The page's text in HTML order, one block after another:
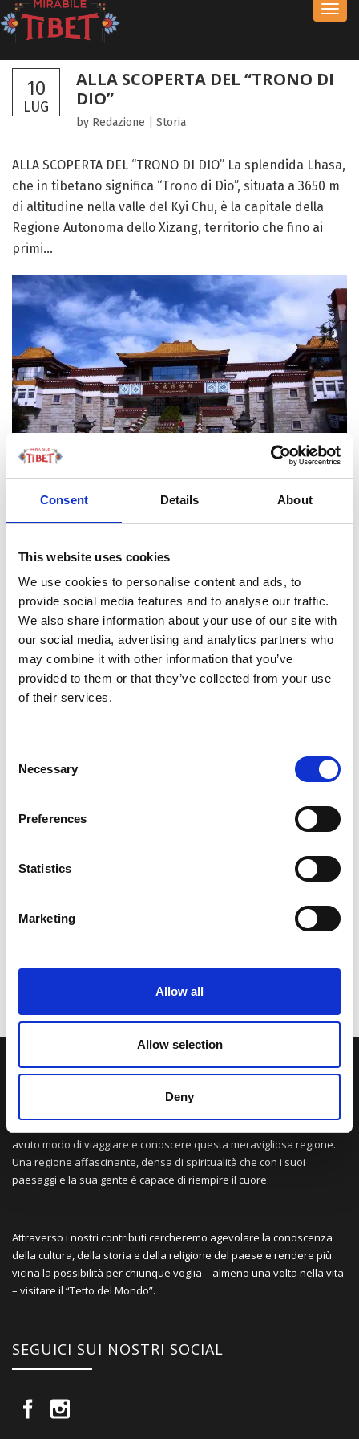
Consent Details About
This website uses cookies
We use cookies to personalise content and ads, to
provide social media features and to analyse our traffic.
We also share information about your use of our site with
our social media, advertising and analytics partners who
may combine it with other information that you’ve
provided to them or that they’ve collected from your use
of their services.
Selection
Necessary
Preferences
Statistics
Marketing
Allow all
Allow selection
Deny
10
LUG
ALLA SCOPERTA DEL “TRONO DI
DIO”
by Redazione Storia
ALLA SCOPERTA DEL “TRONO DI DIO” La splendida Lhasa,
che in tibetano significa “Trono di Dio”, situata a 3650 m
di altitudine nella valle del Kyi Chu, è la capitale della
Regione Autonoma dello Xizang, territorio che fino ai
primi...
LEGGI TUTTO
FOCUS TIBET
SULLA VETTA DELLO XIZANG, DOVE IL VENTO
SOFFIA LO SPIRITO DI BUDDHA
LA NOSTRA MISSION
avuto modo di viaggiare e conoscere questa meravigliosa regione.
Una regione affascinante, densa di spiritualità che con i suoi
paesaggi e la sua gente è capace di riempire il cuore.
Attraverso i nostri contributi cercheremo agevolare la conoscenza
della cultura, della storia e della religione del paese e rendere più
vicina la possibilità per chiunque voglia – almeno una volta nella vita
– visitare il “Tetto del Mondo”.
SEGUICI SUI NOSTRI SOCIAL